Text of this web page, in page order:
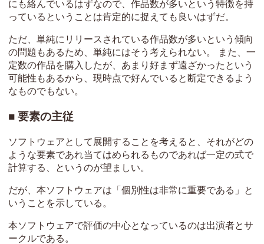
にも絡んでいるはずなので、作品数が多いという特徴を持
っているということは肯定的に捉えても良いはずだ。
ただ、単純にリリースされている作品数が多いという傾向
の問題もあるため、単純にはそう考えられない。 また、一
定数の作品を購入したが、あまり好まず遠ざかったという
可能性もあるから、現時点で好んでいると断定できるよう
なものでもない。
要素の主従
ソフトウェアとして展開することを考えると、それがどの
ような要素であれ当てはめられるものであれば一定の式で
計算する、というのが望ましい。
だが、本ソフトウェアは「個別性は非常に重要である」と
いうことを示している。
本ソフトウェアで評価の中心となっているのは出演者とサ
ークルである。